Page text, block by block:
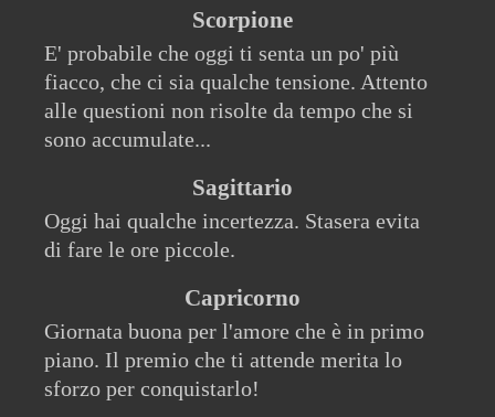
Scorpione
E' probabile che oggi ti senta un po' più
fiacco, che ci sia qualche tensione. Attento
alle questioni non risolte da tempo che si
sono accumulate...
Sagittario
Oggi hai qualche incertezza. Stasera evita
di fare le ore piccole.
Capricorno
Giornata buona per l'amore che è in primo
piano. Il premio che ti attende merita lo
sforzo per conquistarlo!